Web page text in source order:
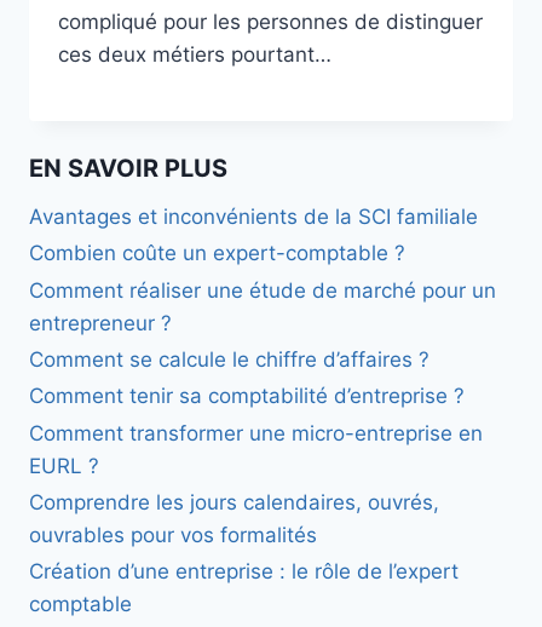
compliqué pour les personnes de distinguer
ces deux métiers pourtant…
EN SAVOIR PLUS
Avantages et inconvénients de la SCI familiale
Combien coûte un expert-comptable ?
Comment réaliser une étude de marché pour un
entrepreneur ?
Comment se calcule le chiffre d’affaires ?
Comment tenir sa comptabilité d’entreprise ?
Comment transformer une micro-entreprise en
EURL ?
Comprendre les jours calendaires, ouvrés,
ouvrables pour vos formalités
Création d’une entreprise : le rôle de l’expert
comptable